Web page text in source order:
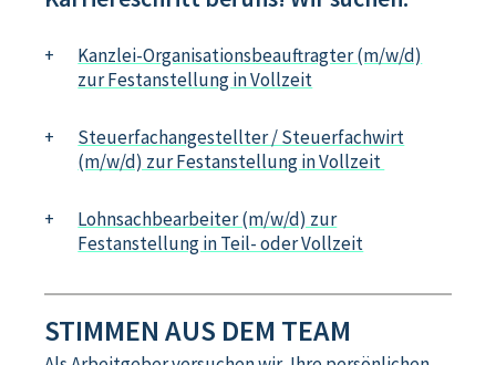
Kanzlei-Organisationsbeauftragter (m/w/d)
zur Festanstellung in Vollzeit
Steuerfachangestellter / Steuerfachwirt
(m/w/d) zur Festanstellung in Vollzeit
Lohnsachbearbeiter (m/w/d) zur
Festanstellung in Teil- oder Vollzeit
STIMMEN AUS DEM TEAM